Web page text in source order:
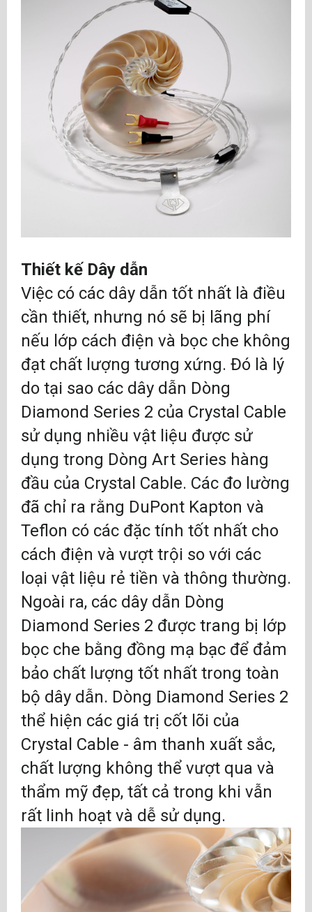
Thiết kế Dây dẫn
Việc có các dây dẫn tốt nhất là điều
cần thiết, nhưng nó sẽ bị lãng phí
nếu lớp cách điện và bọc che không
đạt chất lượng tương xứng. Đó là lý
do tại sao các dây dẫn Dòng
Diamond Series 2 của Crystal Cable
sử dụng nhiều vật liệu được sử
dụng trong Dòng Art Series hàng
đầu của Crystal Cable. Các đo lường
đã chỉ ra rằng DuPont Kapton và
Teflon có các đặc tính tốt nhất cho
cách điện và vượt trội so với các
loại vật liệu rẻ tiền và thông thường.
Ngoài ra, các dây dẫn Dòng
Diamond Series 2 được trang bị lớp
bọc che bằng đồng mạ bạc để đảm
bảo chất lượng tốt nhất trong toàn
bộ dây dẫn. Dòng Diamond Series 2
thể hiện các giá trị cốt lõi của
Crystal Cable - âm thanh xuất sắc,
chất lượng không thể vượt qua và
thẩm mỹ đẹp, tất cả trong khi vẫn
rất linh hoạt và dễ sử dụng.